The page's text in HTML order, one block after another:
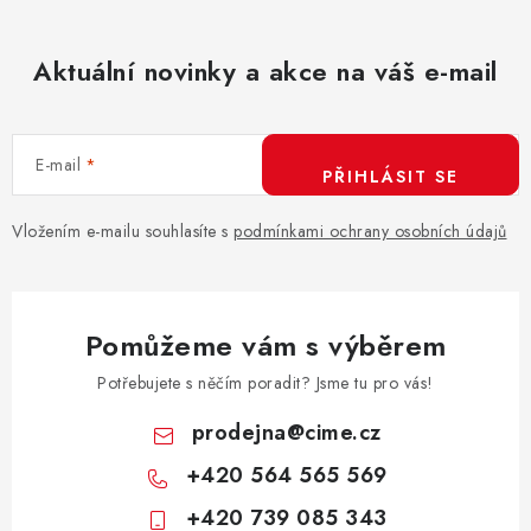
y
ý
p
Aktuální novinky a akce na váš e-mail
E-mail
Vložením e-mailu souhlasíte s podmínkami ochrany osobních údajů
PŘIHLÁSIT SE
Pomůžeme vám s výběrem
Potřebujete s něčím poradit? Jsme tu pro vás!
prodejna@cime.cz
+420 564 565 569
+420 739 085 343